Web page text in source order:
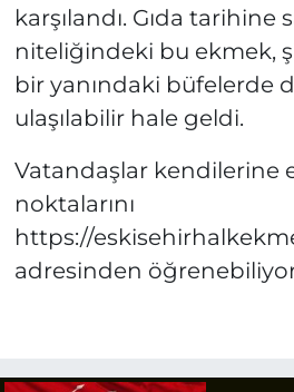
karşılandı. Gıda tarihine
niteliğindeki bu ekmek,
bir yanındaki büfelerde
ulaşılabilir hale geldi.
Vatandaşlar kendilerine
noktalarını
https://
adresinden